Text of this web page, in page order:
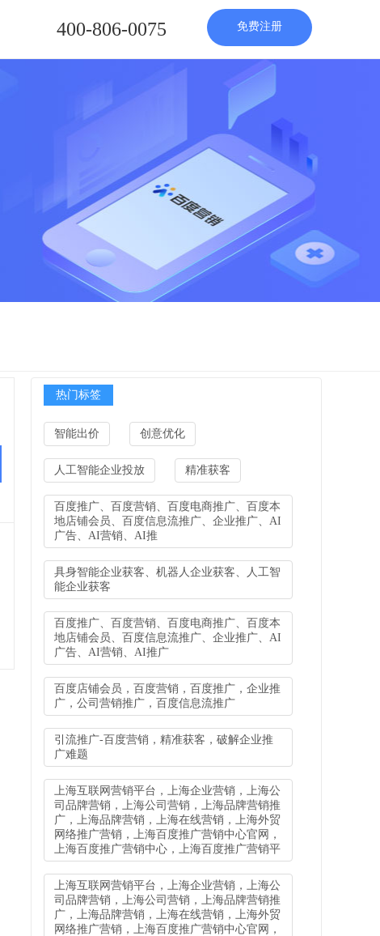
400-806-0075 免费注册
热门标签
智能出价 创意优化
人工智能企业投放 精准获客
百度推广、百度营销、百度电商推广、百度本
地店铺会员、百度信息流推广、企业推广、AI
广告、AI营销、AI推
具身智能企业获客、机器人企业获客、人工智
能企业获客
百度推广、百度营销、百度电商推广、百度本
地店铺会员、百度信息流推广、企业推广、AI
广告、AI营销、AI推广
百度店铺会员，百度营销，百度推广，企业推
广，公司营销推广，百度信息流推广
引流推广-百度营销，精准获客，破解企业推
广难题
上海互联网营销平台，上海企业营销，上海公
司品牌营销，上海公司营销，上海品牌营销推
广，上海品牌营销，上海在线营销，上海外贸
网络推广营销，上海百度推广营销中心官网，
上海百度推广营销中心，上海百度推广营销平
上海互联网营销平台，上海企业营销，上海公
司品牌营销，上海公司营销，上海品牌营销推
广，上海品牌营销，上海在线营销，上海外贸
网络推广营销，上海百度推广营销中心官网，